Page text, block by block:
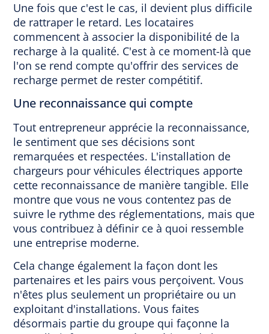
Une fois que c'est le cas, il devient plus difficile
de rattraper le retard. Les locataires
commencent à associer la disponibilité de la
recharge à la qualité. C'est à ce moment-là que
l'on se rend compte qu'offrir des services de
recharge permet de rester compétitif.
Une reconnaissance qui compte
Tout entrepreneur apprécie la reconnaissance,
le sentiment que ses décisions sont
remarquées et respectées. L'installation de
chargeurs pour véhicules électriques apporte
cette reconnaissance de manière tangible. Elle
montre que vous ne vous contentez pas de
suivre le rythme des réglementations, mais que
vous contribuez à définir ce à quoi ressemble
une entreprise moderne.
Cela change également la façon dont les
partenaires et les pairs vous perçoivent. Vous
n'êtes plus seulement un propriétaire ou un
exploitant d'installations. Vous faites
désormais partie du groupe qui façonne la